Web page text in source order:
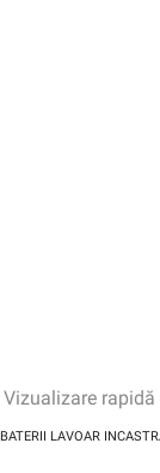
Vizualizare rapidă
BATERII LAVOAR